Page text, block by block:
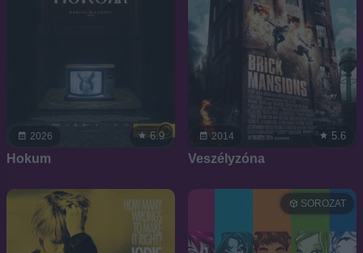
2026 6.9
Hokum
2014 5.6
Veszélyzóna
SOROZAT